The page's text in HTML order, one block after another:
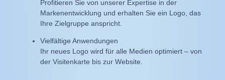
Profitieren Sie von unserer Expertise in der
Markenentwicklung und erhalten Sie ein Logo, das
Ihre Zielgruppe anspricht.
Vielfältige Anwendungen
Ihr neues Logo wird für alle Medien optimiert – von
der Visitenkarte bis zur Website.